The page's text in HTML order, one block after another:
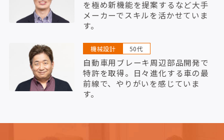
を極め新機能を提案するなど大手
メーカーでスキルを活かせていま
す。
機械設計 50代
自動車用ブレーキ周辺部品開発で
特許を取得。日々進化する車の最
前線で、やりがいを感じていま
す。